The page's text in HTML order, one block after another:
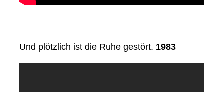
Und plötzlich ist die Ruhe gestört. 1983